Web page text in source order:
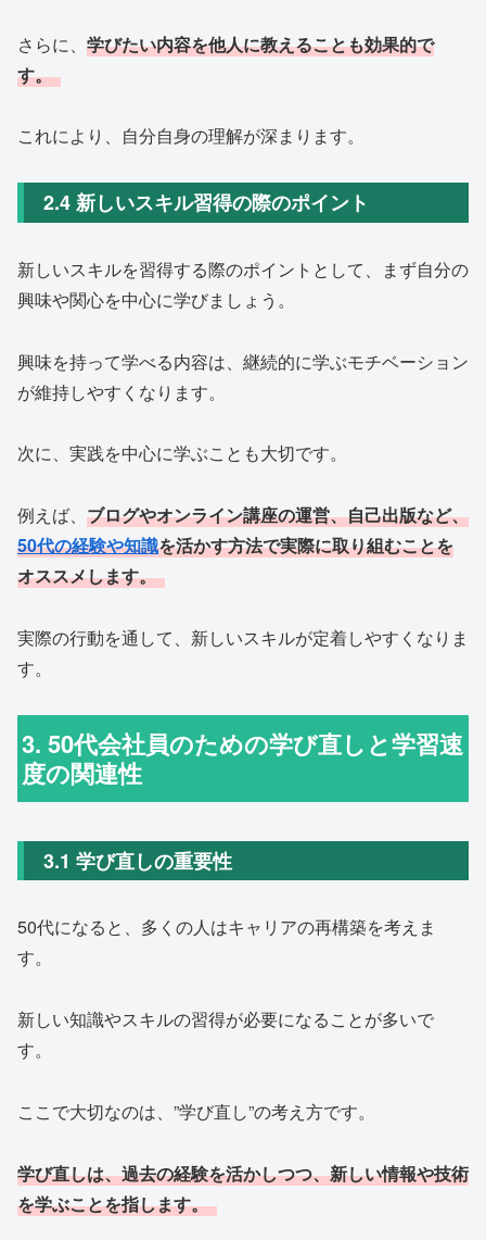
さらに、 学びたい内容を他人に教えることも効果的で
す。
これにより、自分自身の理解が深まります。
2.4 新しいスキル習得の際のポイント
新しいスキルを習得する際のポイントとして、まず自分の
興味や関心を中心に学びましょう。
興味を持って学べる内容は、継続的に学ぶモチベーション
が維持しやすくなります。
次に、実践を中心に学ぶことも大切です。
例えば、 ブログやオンライン講座の運営、自己出版など、
50代の経験や知識を活かす方法で実際に取り組むことを
オススメします。
実際の行動を通して、新しいスキルが定着しやすくなりま
す。
3. 50代会社員のための学び直しと学習速
度の関連性
3.1 学び直しの重要性
50代になると、多くの人はキャリアの再構築を考えま
す。
新しい知識やスキルの習得が必要になることが多いで
す。
ここで大切なのは、”学び直し”の考え方です。
学び直しは、過去の経験を活かしつつ、新しい情報や技術
を学ぶことを指します。